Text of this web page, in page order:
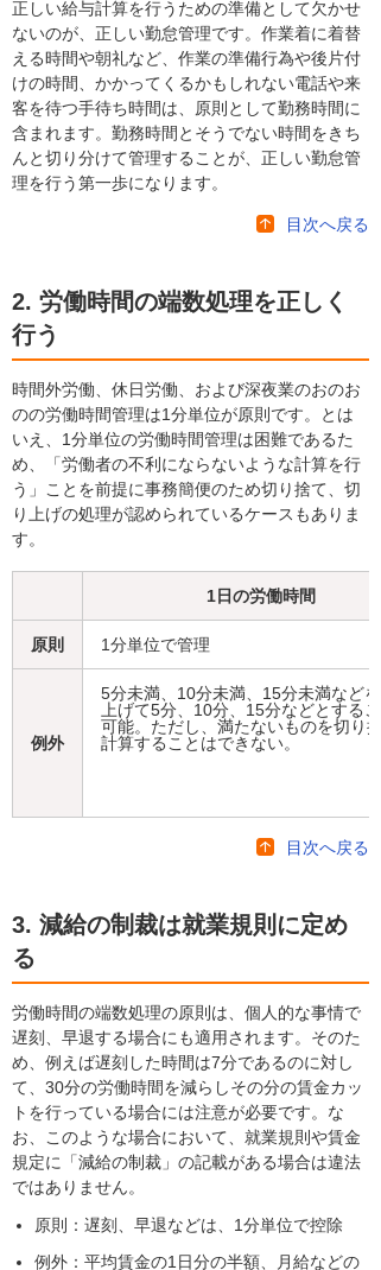
正しい給与計算を行うための準備として欠かせ
ないのが、正しい勤怠管理です。作業着に着替
える時間や朝礼など、作業の準備行為や後片付
けの時間、かかってくるかもしれない電話や来
客を待つ手待ち時間は、原則として勤務時間に
含まれます。勤務時間とそうでない時間をきち
んと切り分けて管理することが、正しい勤怠管
理を行う第一歩になります。
目次へ戻る
2. 労働時間の端数処理を正しく
行う
時間外労働、休日労働、および深夜業のおのお
のの労働時間管理は1分単位が原則です。とは
いえ、1分単位の労働時間管理は困難であるた
め、「労働者の不利にならないような計算を行
う」ことを前提に事務簡便のため切り捨て、切
り上げの処理が認められているケースもありま
す。
1日の労働時間
原則 1分単位で管理
例外
5分未満、10分未満、15分未満などを
上げて5分、10分、15分などとするこ
可能。ただし、満たないものを切り捨
計算することはできない。
目次へ戻る
3. 減給の制裁は就業規則に定め
る
労働時間の端数処理の原則は、個人的な事情で
遅刻、早退する場合にも適用されます。そのた
め、例えば遅刻した時間は7分であるのに対し
て、30分の労働時間を減らしその分の賃金カッ
トを行っている場合には注意が必要です。な
お、このような場合において、就業規則や賃金
規定に「減給の制裁」の記載がある場合は違法
ではありません。
原則：遅刻、早退などは、1分単位で控除
例外：平均賃金の1日分の半額、月給などの